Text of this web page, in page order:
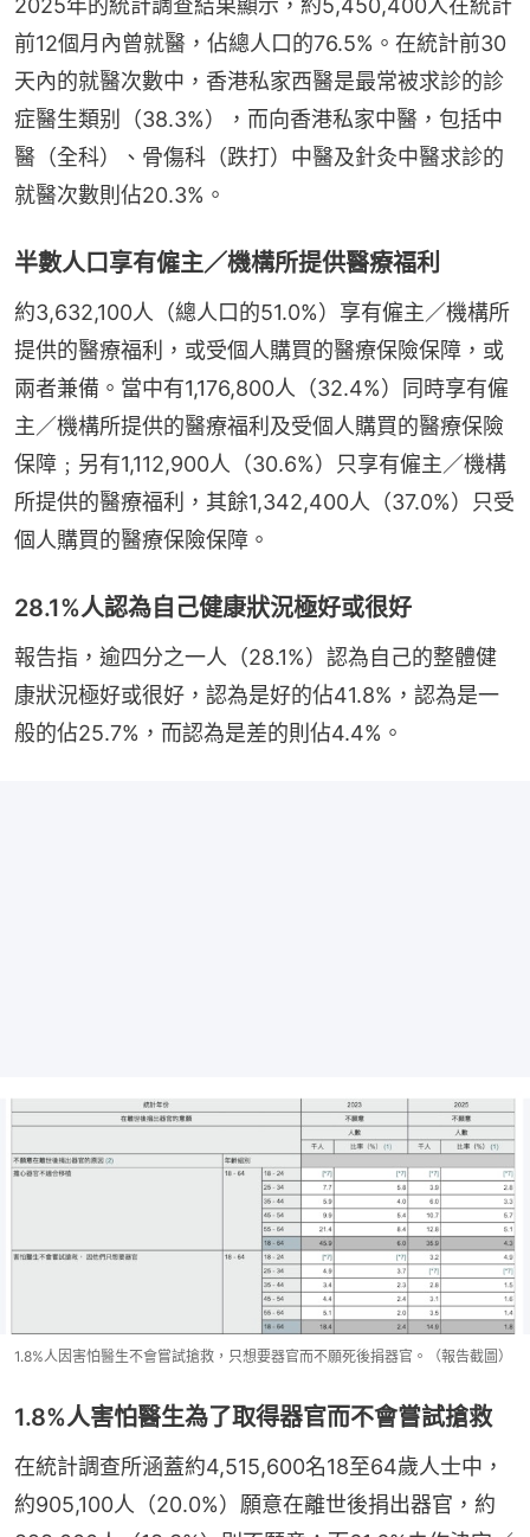
2025年的統計調查結果顯示，約5,450,400人在統計
前12個月內曾就醫，佔總人口的76.5%。在統計前30
天內的就醫次數中，香港私家西醫是最常被求診的診
症醫生類别（38.3%），而向香港私家中醫，包括中
醫（全科）、骨傷科（跌打）中醫及針灸中醫求診的
就醫次數則佔20.3%。
半數人口享有僱主／機構所提供醫療福利
約3,632,100人（總人口的51.0%）享有僱主／機構所
提供的醫療福利，或受個人購買的醫療保險保障，或
兩者兼備。當中有1,176,800人（32.4%）同時享有僱
主／機構所提供的醫療福利及受個人購買的醫療保險
保障﹔另有1,112,900人（30.6%）只享有僱主／機構
所提供的醫療福利，其餘1,342,400人（37.0%）只受
個人購買的醫療保險保障。
28.1%人認為自己健康狀況極好或很好
報告指，逾四分之一人（28.1%）認為自己的整體健
康狀況極好或很好，認為是好的佔41.8%，認為是一
般的佔25.7%，而認為是差的則佔4.4%。
1.8%人因害怕醫生不會嘗試搶救，只想要器官而不願死後捐器官。（報告截圖）
1.8%人害怕醫生為了取得器官而不會嘗試搶救
在統計調查所涵蓋約4,515,600名18至64歲人士中，
約905,100人（20.0%）願意在離世後捐出器官，約